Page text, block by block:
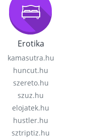
Erotika
kamasutra.hu
huncut.hu
szereto.hu
szuz.hu
elojatek.hu
hustler.hu
sztriptiz.hu